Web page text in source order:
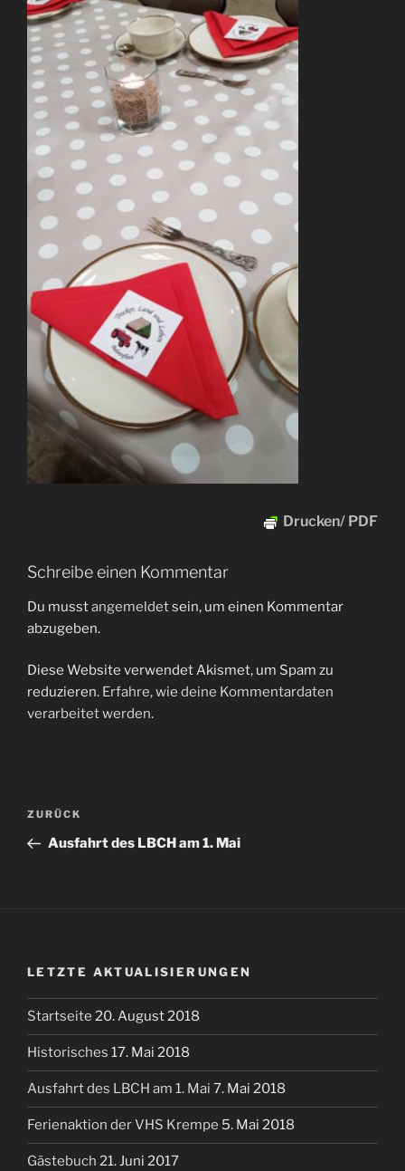
Drucken/ PDF
Schreibe einen Kommentar
Du musstangemeldetsein, um einen Kommentar
abzugeben.
Diese Website verwendet Akismet, um Spam zu
reduzieren. Erfahre, wie deine Kommentardaten
verarbeitet werden.
Beitragsnavigation
Vorheriger
Beitrag
ZURÜCK
Ausfahrt des LBCH am 1. Mai
LETZTE AKTUALISIERUNGEN
Startseite 20. August 2018
Historisches 17. Mai 2018
Ausfahrt des LBCH am 1. Mai 7. Mai 2018
Ferienaktion der VHS Krempe 5. Mai 2018
Gästebuch 21. Juni 2017